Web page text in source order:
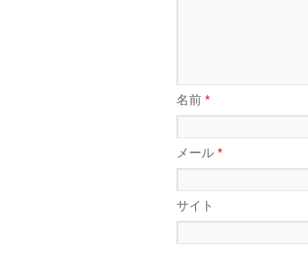
名前 *
メール *
サイト